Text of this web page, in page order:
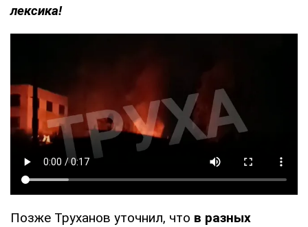
лексика!
Позже Труханов уточнил, что в разных